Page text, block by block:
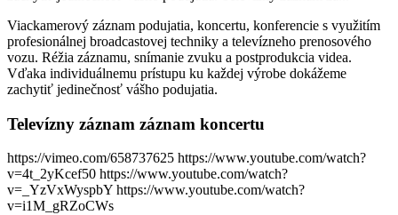
Viackamerový záznam podujatia, koncertu, konferencie s využitím
profesionálnej broadcastovej techniky a televízneho prenosového
vozu. Réžia záznamu, snímanie zvuku a postprodukcia videa.
Vďaka individuálnemu prístupu ku každej výrobe dokážeme
zachytiť jedinečnosť vášho podujatia.
Televízny záznam záznam koncertu
https://vimeo.com/658737625 https://www.youtube.com/watch?
v=4t_2yKcef50 https://www.youtube.com/watch?
v=_YzVxWyspbY https://www.youtube.com/watch?
v=i1M_gRZoCWs